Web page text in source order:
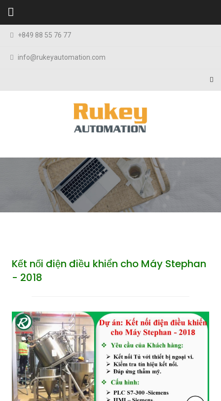
Skip to content
+849 88 55 76 77
info@rukeyautomation.com
Kết nối điện điều khiển cho Máy Stephan
- 2018